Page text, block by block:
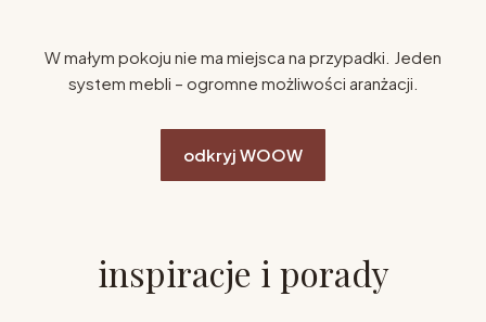
W małym pokoju nie ma miejsca na przypadki. Jeden
system mebli – ogromne możliwości aranżacji.
odkryj WOOW
inspiracje i porady